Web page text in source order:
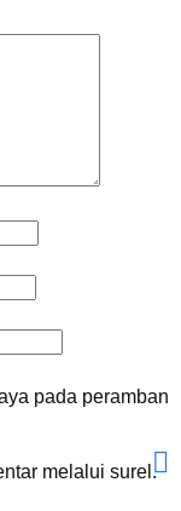
pada peramban
melalui surel.